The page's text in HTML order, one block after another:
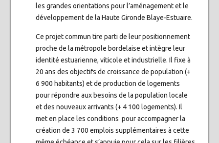
les grandes orientations pour l’aménagement et le
développement de la Haute Gironde Blaye-Estuaire.
Ce projet commun tire parti de leur positionnement
proche de la métropole bordelaise et intègre leur
identité estuarienne, viticole et industrielle. Il fixe à
20 ans des objectifs de croissance de population (+
6 900 habitants) et de production de logements
pour répondre aux besoins de la population locale
et des nouveaux arrivants (+ 4 100 logements). Il
met en place les conditions pour accompagner la
création de 3 700 emplois supplémentaires à cette